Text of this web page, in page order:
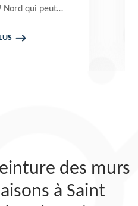
peut
des murs
à Saint